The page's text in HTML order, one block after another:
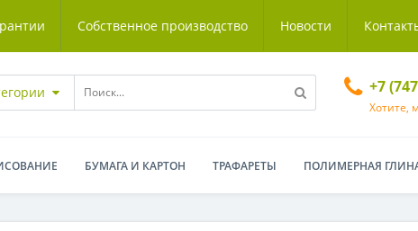
Собственное производство Новости
+7
Хотите,
БУМАГА И КАРТОН ТРАФАРЕТЫ ПОЛИМЕРНАЯ